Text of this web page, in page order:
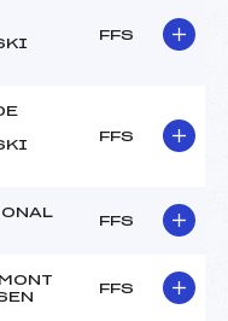
FFS
FFS
FFS
FFS